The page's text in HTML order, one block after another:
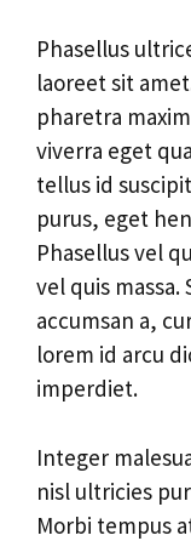
Phasellus
laoreet sit
pharetra
viverra eget
tellus id
purus, eget
Phasellus vel
vel quis
accumsan a,
lorem id arcu
imperdiet.
Integer
nisl ultricies
Morbi tempus